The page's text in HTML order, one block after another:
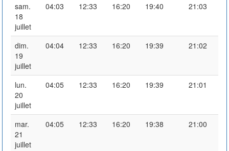
sam.
18
juillet
04:03 12:33 16:20 19:40 21:03
dim.
19
juillet
04:04 12:33 16:20 19:39 21:02
lun.
20
juillet
04:05 12:33 16:20 19:39 21:01
mar.
21
juillet
04:05 12:33 16:20 19:38 21:00